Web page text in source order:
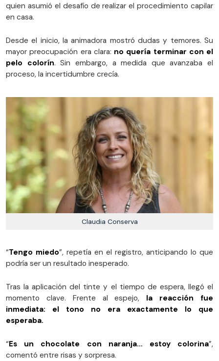
quien asumió el desafío de realizar el procedimiento capilar
en casa.
Desde el inicio, la animadora mostró dudas y temores. Su
mayor preocupación era clara: no quería terminar con el
pelo colorín. Sin embargo, a medida que avanzaba el
proceso, la incertidumbre crecía.
Claudia Conserva
“Tengo miedo”, repetía en el registro, anticipando lo que
podría ser un resultado inesperado.
Tras la aplicación del tinte y el tiempo de espera, llegó el
momento clave. Frente al espejo, la reacción fue
inmediata: el tono no era exactamente lo que
esperaba.
“Es un chocolate con naranja… estoy colorina”,
comentó entre risas y sorpresa.